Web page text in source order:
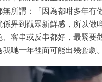
所謂：「因為都咁多年冇
畀到觀眾新鮮感，所以做
、客串或反串都好，最緊要
哋一年裡面可能出幾套劇。